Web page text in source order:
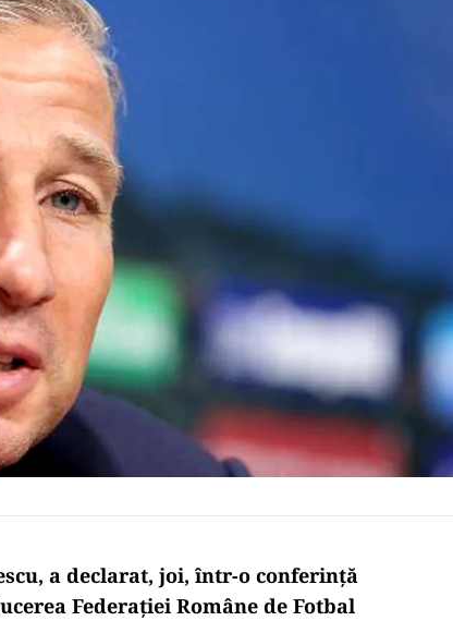
a declarat, joi, într-o conferinţă
Federaţiei Române de Fotbal